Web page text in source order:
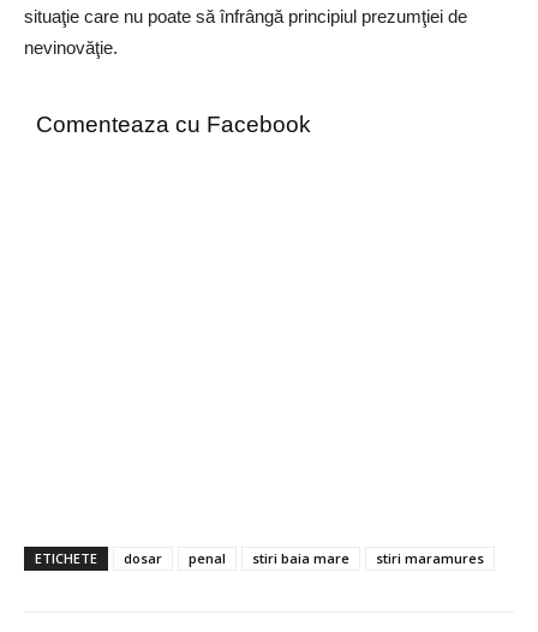
situaţie care nu poate să înfrângă principiul prezumţiei de
nevinovăţie.
Comenteaza cu Facebook
ETICHETE dosar penal stiri baia mare stiri maramures